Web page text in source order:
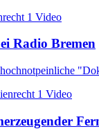
1 Video
Radio Bremen
1 Video